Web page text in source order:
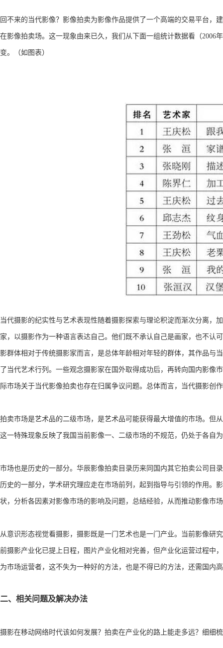
回不来的当代影像？影像拍卖为影像作品提供了一个高端的交易平台
在影像拍卖场。这一现象由来已久，我们从下面一组统计数据看（2006
变。（如图表）
当代摄影的纪实性与艺术表现性随着摄影探索与理论积淀而渐次分离
家，以摄影作为一种语言表达自己。他们既不承认自己是画家，也不认
影群体相对于传统摄影家而言，是总体年龄相对年轻的群体，其作品与
了当代艺术行列。一些观念摄影家在国外取得成功后，再转向国内影
际市场关于当代影像拍卖也存在归属争议问题。总体而言，当代摄影创
拍卖市场是艺术品的二级市场，是艺术品可能获得最大增值的市场。但
这一特殊现象反映了我国当前影像一、二级市场的不规范，仍处于各自
市场也是历史的一部分。华辰影像拍卖目录历来同国内其它拍卖公司目
历史的一部分，学术研究理应走在市场前列，起到指导与引领的作用。
状，分析各因素对影像市场的影响及问题，总结经验，从而推动影像
从意识形态视觉看摄影，摄影既是一门艺术也是一门产业。当前影像研
前摄影产业化已提上日程，图片产业化相对完善，但产业化运营过程中
为市场运营者，这不失为一种好的方法，也是不得已的方法，还需国内
二、相关问题及解决办法
摄影在移动网络时代该如何发展？拍卖在产业化的路上能走多远？细细